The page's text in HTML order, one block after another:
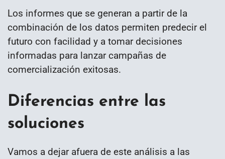
Los informes que se generan a partir de la
combinación de los datos permiten predecir el
futuro con facilidad y a tomar decisiones
informadas para lanzar campañas de
comercialización exitosas.
Diferencias entre las
soluciones
Vamos a dejar afuera de este análisis a las